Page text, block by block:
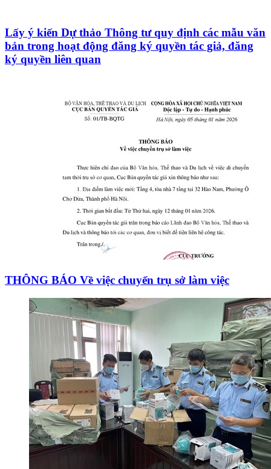
Lấy ý kiến Dự thảo Thông tư quy định các mẫu văn
bản trong hoạt động đăng ký quyền tác giả, đăng
ký quyền liên quan
THÔNG BÁO Về việc chuyển trụ sở làm việc